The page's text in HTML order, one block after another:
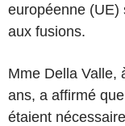
européenne (UE)
aux fusions.
Mme Della Valle,
ans, a affirmé
étaient